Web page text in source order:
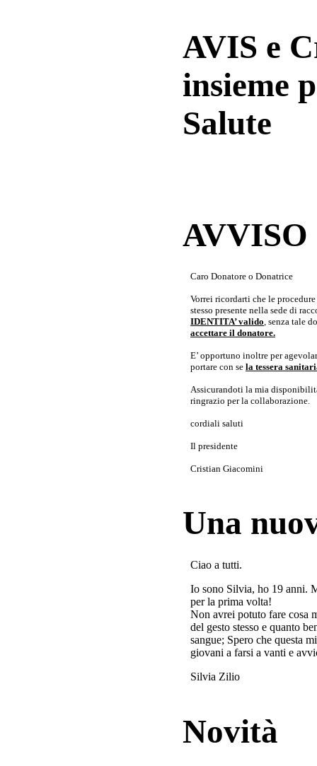
AVIS e
insieme
Salute
Caro Donatore o Donatrice
Vorrei ricordarti che le
stesso presente nella sede di
IDENTITA’ valido, senza tale
accettare il donatore.
E’ opportuno inoltre per
portare con se la tessera
Assicurandoti la mia
ringrazio per la collaborazione.
cordiali saluti
Il presidente
Cristian Giacomini
Una
Ciao a tutti.
Io sono Silvia, ho 19 anni.
per la prima volta!
Non avrei potuto fare cosa
del gesto stesso e quanto
sangue; Spero che questa
giovani a farsi a vanti e
Silvia Zilio
Novità